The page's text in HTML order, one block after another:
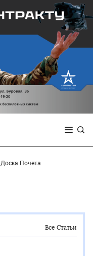
Доска Почета
Все Статьи